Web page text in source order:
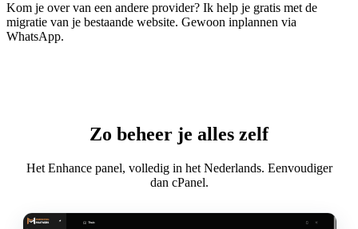
Kom je over van een andere provider? Ik help je gratis met de
migratie van je bestaande website. Gewoon inplannen via
WhatsApp.
Zo beheer je alles zelf
Het Enhance panel, volledig in het Nederlands. Eenvoudiger
dan cPanel.